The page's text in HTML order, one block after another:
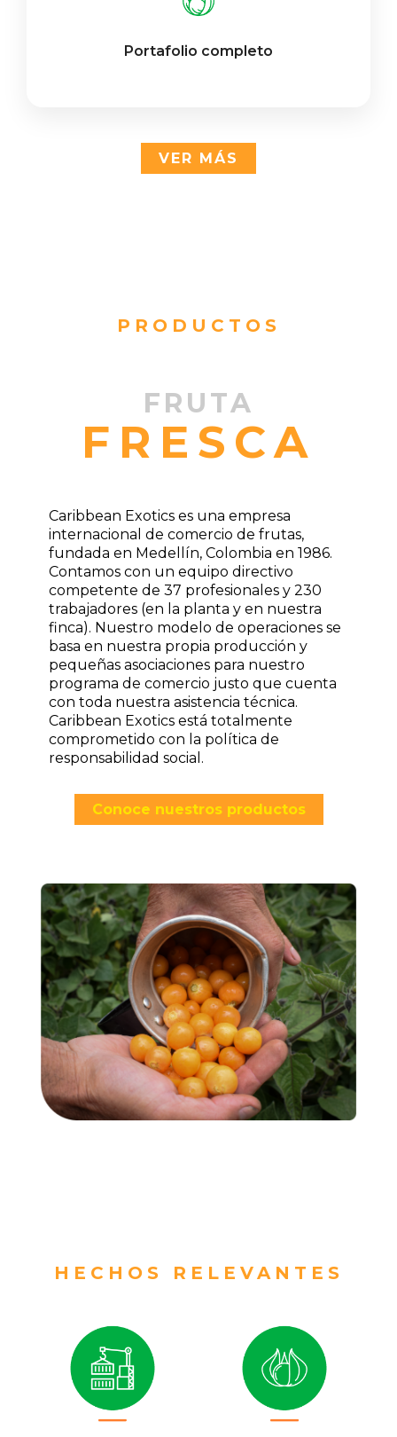
Portafolio completo
VER MÁS
PRODUCTOS
FRUTA
FRESCA
Caribbean Exotics es una empresa
internacional de comercio de frutas,
fundada en Medellín, Colombia en 1986.
Contamos con un equipo directivo
competente de 37 profesionales y 230
trabajadores (en la planta y en nuestra
finca). Nuestro modelo de operaciones se
basa en nuestra propia producción y
pequeñas asociaciones para nuestro
programa de comercio justo que cuenta
con toda nuestra asistencia técnica.
Caribbean Exotics está totalmente
comprometido con la política de
responsabilidad social.
Conoce nuestros productos
HECHOS RELEVANTES